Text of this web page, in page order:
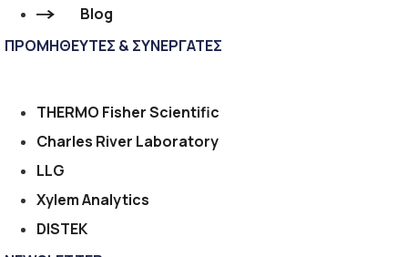
Blog
ΠΡΟΜΗΘΕΥΤΕΣ & ΣΥΝΕΡΓΑΤΕΣ
THERMO Fisher Scientific
Charles River Laboratory
LLG
Xylem Analytics
DISTEK